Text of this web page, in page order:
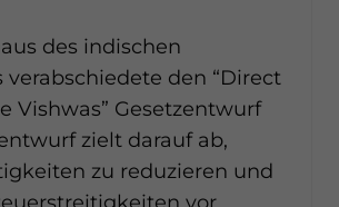
des indischen
verabschiedete den “Direct
Vishwas” Gesetzentwurf
zielt darauf ab,
zu reduzieren und
vor